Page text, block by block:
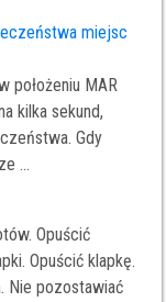
miejsc
położeniu MAR
kilka sekund,
Gdy
...
Opuścić
Opuścić klapkę.
Nie pozostawiać